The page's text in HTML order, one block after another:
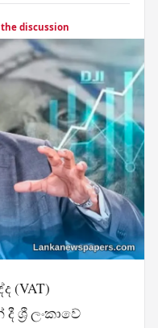
the discussion
(VAT)
ලංකාවේ